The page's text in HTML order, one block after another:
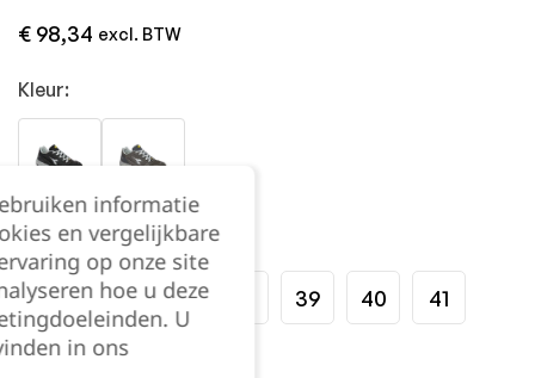
€ 98,34 excl. BTW
Kleur:
Maat:
35 36 37 39 40 41
42
informatie
en vergelijkbare
op onze site
hoe u deze
U
in ons